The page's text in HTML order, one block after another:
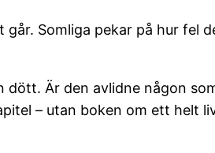
Somliga pekar på hur fel
Är den avlidne någon
– utan boken om ett helt